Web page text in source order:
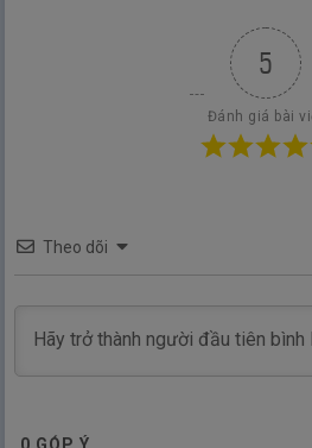
5
Đánh giá bài
Theo dõi